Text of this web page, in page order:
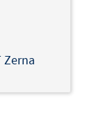
Zerna